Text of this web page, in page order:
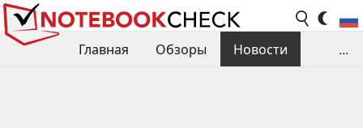
Главная Обзоры
Новости
...